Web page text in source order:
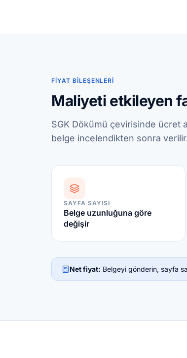
FIYAT BILEŞENLERI
Maliyeti etkileyen
SGK Dökümü çevirisinde ücret
belge incelendikten sonra
SAYFA SAYISI
Belge uzunluğuna göre
değişir
Net fiyat: Belgeyi gönderin, sayfa